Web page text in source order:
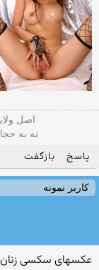
اصل
نه به
پاسخ بازگفت
کاربر نمونه
عکسهای سکسی